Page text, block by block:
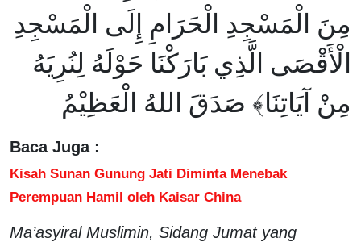
مِنَ الْمَسْجِدِ الْحَرَامِ إِلَى الْمَسْجِدِ
الْأَقْصَى الَّذِي بَارَكْنَا حَوْلَهُ لِنُرِيَهُ
مِنْ آيَاتِنَا﴾ صَدَقَ اللهُ الْعَظِيْمُ
Baca Juga :
Kisah Sunan Gunung Jati Diminta Menebak
Perempuan Hamil oleh Kaisar China
Ma’asyiral Muslimin, Sidang Jumat yang